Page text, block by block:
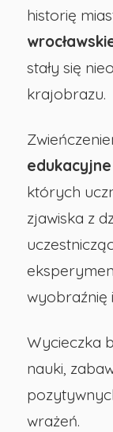
historię
stały się
krajobrazu.
których
zjawiska z
wyobraźnię
Wycieczka
nauki,
wrażeń.